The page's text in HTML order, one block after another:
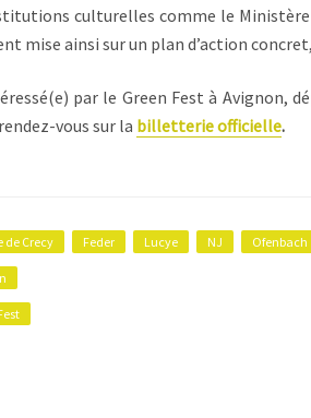
culturelles comme le
mise ainsi sur un plan d’action
par le Green Fest à Avignon,
vous sur la billetterie officielle.
de Crecy Feder Lucye NJ Ofenbach